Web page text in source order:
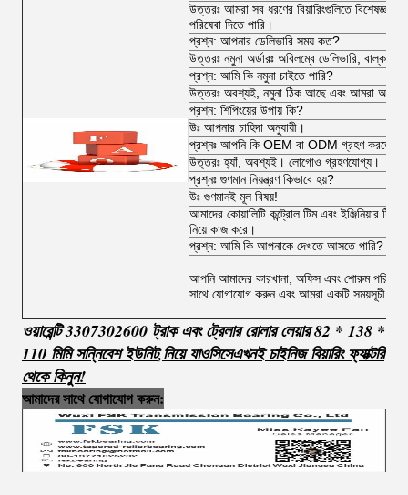
উত্তরঃ আমরা সব ধরণের বিয়ারিংগুলিতে বিশেষজ্ঞ
পরিষেবা দিতে পারি।
প্রশ্ন: আপনার ডেলিভারি সময় কত?
উত্তরঃ নমুনা অর্ডারঃ অবিলম্বে ডেলিভারি, বাল্ক
প্রশ্ন: আমি কি নমুনা চাইতে পারি?
উত্তরঃ অবশ্যই, নমুনা ঠিক আছে এবং আমরা আপনাকে
প্রশ্ন: শিপিংয়ের উপায় কি?
উঃ আপনার চাহিদা অনুযায়ী।
প্রশ্নঃ আপনি কি OEM বা ODM গ্রহণ করতে
উত্তরঃ হ্যাঁ, অবশ্যই। লোগোও গ্রহণযোগ্য।
প্রশ্নঃ গুণমান নিয়ন্ত্রণ কিভাবে হয়?
উঃ গুণমানই মূল বিষয়!
আমাদের কোয়ালিটি কন্ট্রোল টিম এবং ইঞ্জিনিয়ার টিম
নিয়ে কাজ করে।
প্রশ্ন: আমি কি আপনাকে দেখতে আসতে পারি?
আপনি আমাদের কারখানা, অফিস এবং শোরুম
সাথে যোগাযোগ করুন এবং আমরা একটি সময়সূচী
ওয়ারেন্টি 3307302600 ট্রাক এবং ট্রেলার রোলার লেয়ার 82 * 138 *
110 মিমি সন্নিবেশ ইউনিট,নিয়ে যাওসিসেএখনই চাইনিজ বিয়ারিং ফ্যাক্টরি
থেকে কিনুন!
আমাদের সাথে যোগাযোগ করুন: